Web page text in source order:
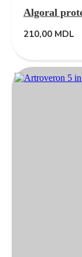
Algoral
210,00 MDL